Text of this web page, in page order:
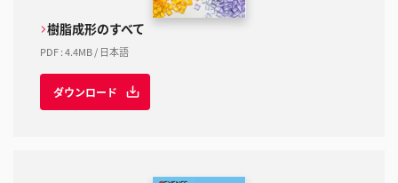
樹脂成形のすべて
PDF:4.4MB/ 日本語
ダウンロード